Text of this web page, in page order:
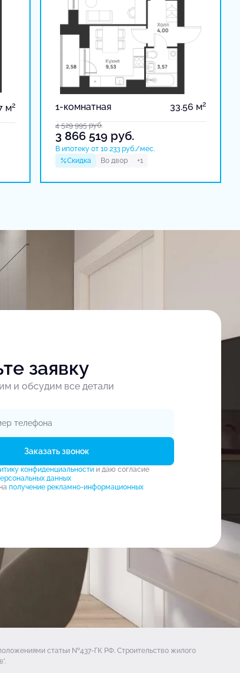
м2 1-комнатная 33.56 м2
4 529 995руб.
3 866 519 руб.
В ипотеку от 10 233 руб./мес.
Скидка
Во двор +1
заявку
и обсудим все детали
Заказать звонок
конфиденциальностии даю согласие
данных
получение рекламно-информационных
статьи №437-ГК РФ. Строительство жилого